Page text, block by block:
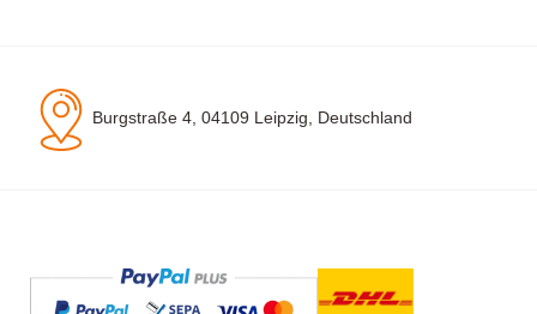
Burgstraße 4, 04109 Leipzig, Deutschland